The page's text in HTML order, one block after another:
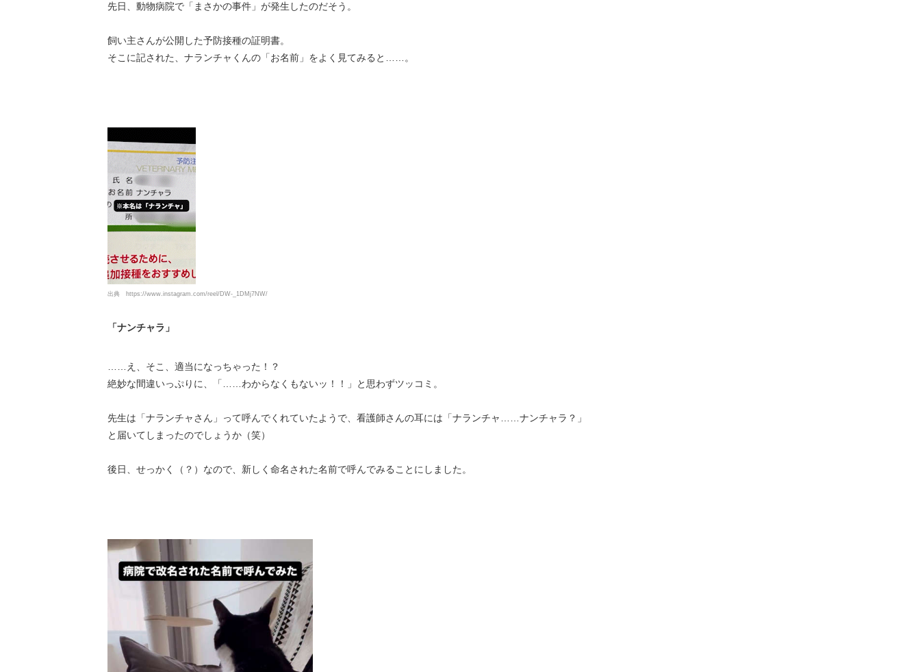
先日、動物病院で「まさかの事件」が発生したのだそう。
飼い主さんが公開した予防接種の証明書。
そこに記された、ナランチャくんの「お名前」をよく見てみると……。
出典 https://www.instagram.com/reel/DW-_1DMj7NW/
「ナンチャラ」
……え、そこ、適当になっちゃった！？
絶妙な間違いっぷりに、「……わからなくもないッ！！」と思わずツッコミ。
先生は「ナランチャさん」って呼んでくれていたようで、看護師さんの耳には「ナランチャ……ナンチャラ？」
と届いてしまったのでしょうか（笑）
後日、せっかく（？）なので、新しく命名された名前で呼んでみることにしました。